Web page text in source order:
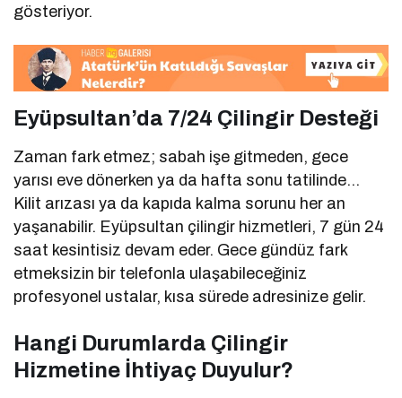
gösteriyor.
Eyüpsultan’da 7/24 Çilingir Desteği
Zaman fark etmez; sabah işe gitmeden, gece
yarısı eve dönerken ya da hafta sonu tatilinde…
Kilit arızası ya da kapıda kalma sorunu her an
yaşanabilir. Eyüpsultan çilingir hizmetleri, 7 gün 24
saat kesintisiz devam eder. Gece gündüz fark
etmeksizin bir telefonla ulaşabileceğiniz
profesyonel ustalar, kısa sürede adresinize gelir.
Hangi Durumlarda Çilingir
Hizmetine İhtiyaç Duyulur?